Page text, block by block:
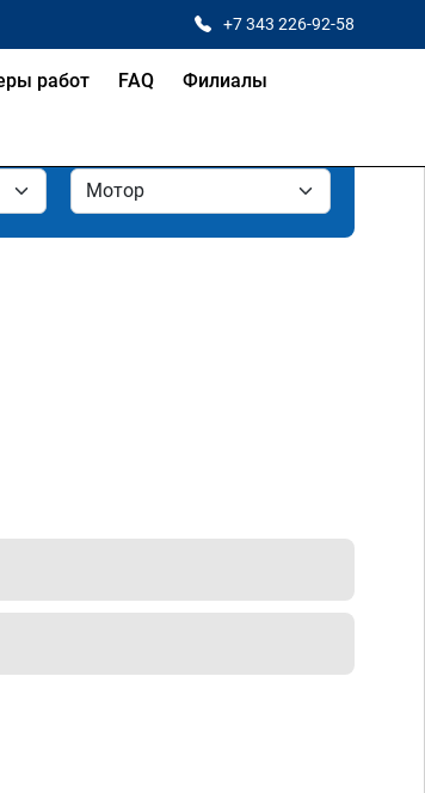
+7 343 226-92-58
работ FAQ Филиалы